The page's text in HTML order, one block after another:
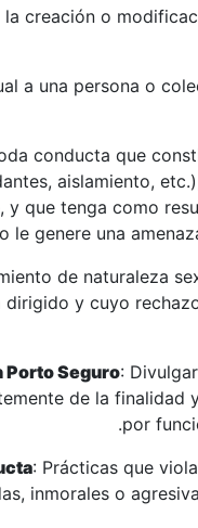
creación o
a una persona o
conducta que
aislamiento,
y que tenga como
le genere una
de naturaleza
y cuyo
Porto Seguro:
de la finalidad
por
: Prácticas que
inmorales o